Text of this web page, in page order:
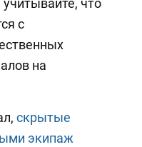
с
на
скрытые
экипаж